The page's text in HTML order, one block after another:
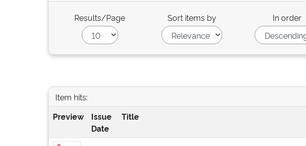
Results/Page Sort items by In order
Item hits:
Preview
Issue
Date
Title